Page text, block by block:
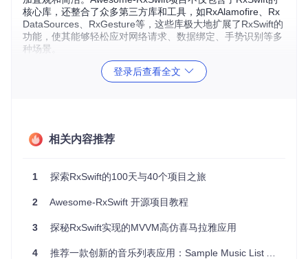
核心库，还整合了众多第三方库和工具，如RxAlamofire、Rx
DataSources、RxGesture等，这些库极大地扩展了RxSwift的
功能，使其能够轻松应对网络请求、数据绑定、手势识别等多
种场景。
项目及技术应用场景
网络请求与数据处理：如API调用、JSON解析等。
：如Redux风格的单向数据流管理。
项目特点
Awesome-RxSwift项目的主要特点可以概括为以下几点：
登录后查看全文
相关内容推荐
1 探索RxSwift的100天与40个项目之旅
2 Awesome-RxSwift 开源项目教程
3 探秘RxSwift实现的MVVM高仿喜马拉雅应用
4 推荐一款创新的音乐列表应用：Sample Music List App